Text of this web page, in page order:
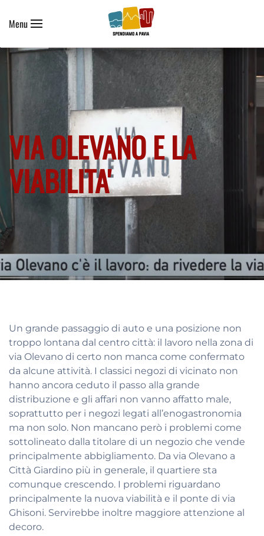
Skip to main content
Menu
VIA OLEVANO E LA
VIABILITA'
Un grande passaggio di auto e una posizione non
troppo lontana dal centro città: il lavoro nella zona di
via Olevano di certo non manca come confermato
da alcune attività. I classici negozi di vicinato non
hanno ancora ceduto il passo alla grande
distribuzione e gli affari non vanno affatto male,
soprattutto per i negozi legati all’enogastronomia
ma non solo. Non mancano però i problemi come
sottolineato dalla titolare di un negozio che vende
principalmente abbigliamento. Da via Olevano a
Città Giardino più in generale, il quartiere sta
comunque crescendo. I problemi riguardano
principalmente la nuova viabilità e il ponte di via
Ghisoni. Servirebbe inoltre maggiore attenzione al
decoro.